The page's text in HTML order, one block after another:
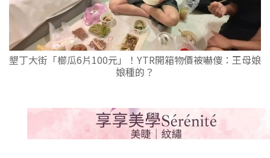
墾丁大街「櫛瓜6片100元」！YTR開箱物價被嚇傻：王母娘
娘種的？